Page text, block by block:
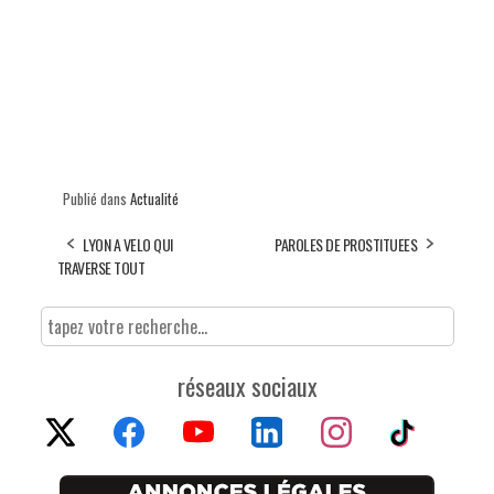
Publié dans Actualité
LYON A VELO QUI
TRAVERSE TOUT
PAROLES DE PROSTITUEES
réseaux sociaux